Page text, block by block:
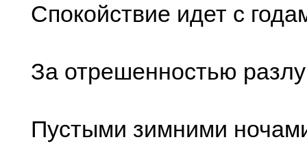
Спокойствие идет с
За отрешенностью
Пустыми зимними